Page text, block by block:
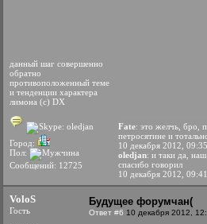
данный шаг совершенно
обратно
противоположенный теме
и тенденции характера
лимона (с) DX
Город:
Пол:
Сообщений: 12725
Fate: это желчь, бро,
петросятине и
10 декабря 2012,
oledjan: и таки да,
спасибо говорил
10 декабря 2012,
VoloS
Гость
Будущее форумчан(
Ответ #6 10 декабря 2012,